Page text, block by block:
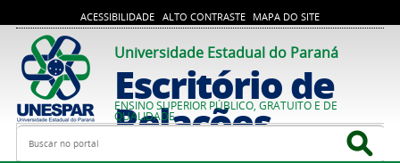
ACESSIBILIDADE ALTO CONTRASTE MAPA DO SITE
Universidade Estadual do Paraná
Escritório de
Relações
ENSINO SUPERIOR PÚBLICO, GRATUITO E DE
QUALIDADE
Busca